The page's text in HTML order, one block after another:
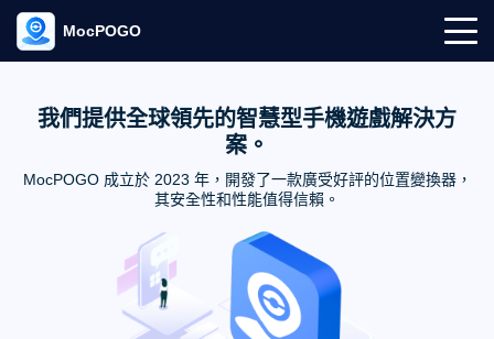
MocPOGO
我們提供全球領先的智慧型手機遊戲解決方
案。
MocPOGO 成立於 2023 年，開發了一款廣受好評的位置變換器，
其安全性和性能值得信賴。